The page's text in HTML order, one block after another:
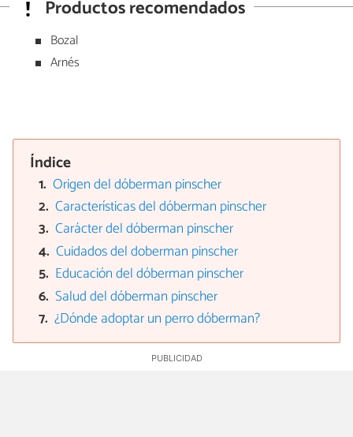
Productos recomendados
Bozal
Arnés
Índice
Origen del dóberman pinscher
Características del dóberman pinscher
Carácter del dóberman pinscher
Cuidados del doberman pinscher
Educación del dóberman pinscher
Salud del dóberman pinscher
¿Dónde adoptar un perro dóberman?